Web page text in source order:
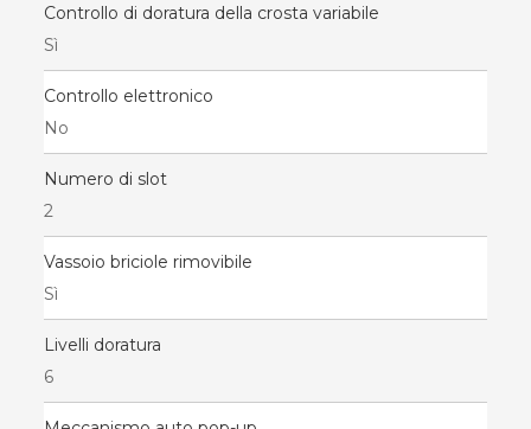
Controllo di doratura della crosta variabile
Sì
Controllo elettronico
No
Numero di slot
2
Vassoio briciole rimovibile
Sì
Livelli doratura
6